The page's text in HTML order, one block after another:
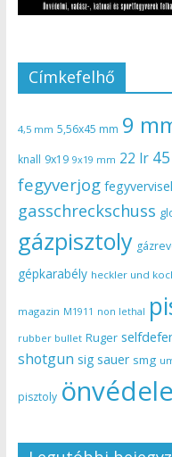
Címkefelhő
4,5 mm 5,56x45 mm 9
knall 9x19 9x19 mm 22 lr
fegyverjog
gasschreckschuss
gázpisztoly
gépkarabély heckler und
magazin M1911 non lethal
rubber bullet Ruger
shotgun sig sauer smg
pisztoly